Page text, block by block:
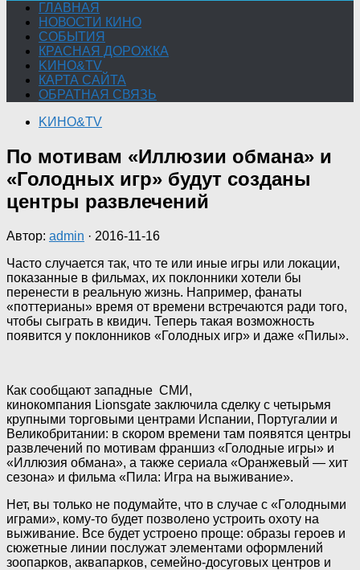
ГЛАВНАЯ
НОВОСТИ КИНО
СОБЫТИЯ
КРАСНАЯ ДОРОЖКА
KИНО&TV
КАРТА САЙТА
ОБРАТНАЯ СВЯЗЬ
KИНО&TV
По мотивам «Иллюзии обмана» и
«Голодных игр» будут созданы
центры развлечений
Автор: admin · 2016-11-16
Часто случается так, что те или иные игры или локации,
показанные в фильмах, их поклонники хотели бы
перенести в реальную жизнь. Например, фанаты
«поттерианы» время от времени встречаются ради того,
чтобы сыграть в квидич. Теперь такая возможность
появится у поклонников «Голодных игр» и даже «Пилы».
Как сообщают западные СМИ,
кинокомпания Lionsgate заключила сделку с четырьмя
крупными торговыми центрами Испании, Португалии и
Великобритании: в скором времени там появятся центры
развлечений по мотивам франшиз «Голодные игры» и
«Иллюзия обмана», а также сериала «Оранжевый — хит
сезона» и фильма «Пила: Игра на выживание».
Нет, вы только не подумайте, что в случае с «Голодными
играми», кому-то будет позволено устроить охоту на
выживание. Все будет устроено проще: образы героев и
сюжетные линии послужат элементами оформлений
зоопарков, аквапарков, семейно-досуговых центров и